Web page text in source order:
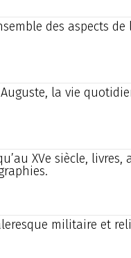
des aspects
la vie
XVe siècle, livres,
militaire et